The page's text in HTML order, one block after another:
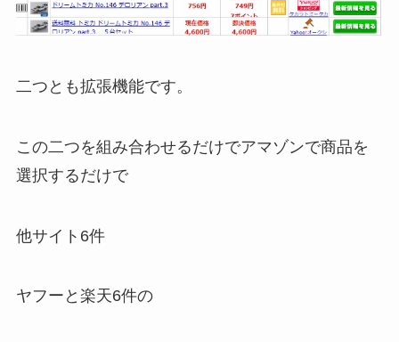
二つとも拡張機能です。
この二つを組み合わせるだけでアマゾンで商品を
選択するだけで
他サイト6件
ヤフーと楽天6件の